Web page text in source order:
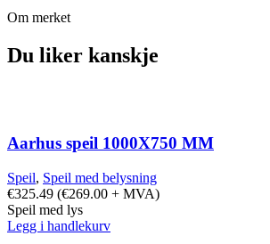
Om merket
Du liker kanskje
Aarhus speil 1000X750 MM
Speil, Speil med belysning
€325.49 (€269.00 + MVA)
Speil med lys
Legg i handlekurv